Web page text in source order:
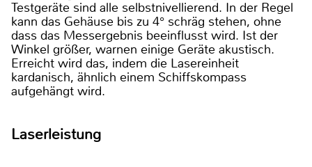
Testgeräte sind alle selbstnivellierend. In der Regel
kann das Gehäuse bis zu 4° schräg stehen, ohne
dass das Messergebnis beeinflusst wird. Ist der
Winkel größer, warnen einige Geräte akustisch.
Erreicht wird das, indem die Lasereinheit
kardanisch, ähnlich einem Schiffskompass
aufgehängt wird.
Laserleistung